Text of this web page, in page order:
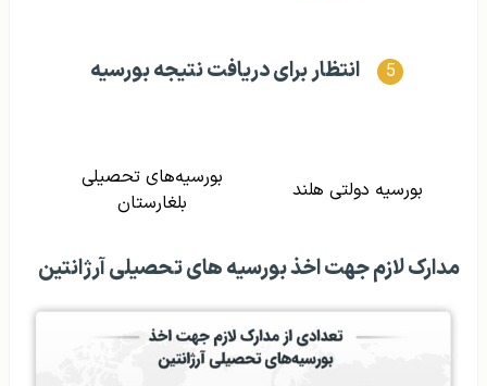
انتظار برای دریافت نتیجه بورسیه
بورسیه دولتی هلند
بورسیه‌های تحصیلی
بلغارستان
مدارک لازم جهت اخذ بورسیه‌ های تحصیلی آرژانتین